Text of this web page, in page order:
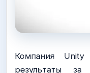
Компания Unity
результаты